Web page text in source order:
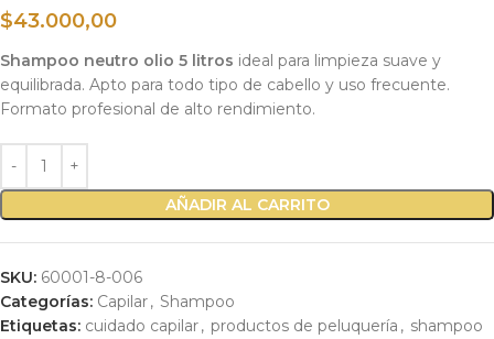
$43.000,00
Shampoo neutro olio 5 litros ideal para limpieza suave y
equilibrada. Apto para todo tipo de cabello y uso frecuente.
Formato profesional de alto rendimiento.
AÑADIR AL CARRITO
SKU: 60001-8-006
Categorías: Capilar, Shampoo
Etiquetas: cuidado capilar, productos de peluquería , shampoo